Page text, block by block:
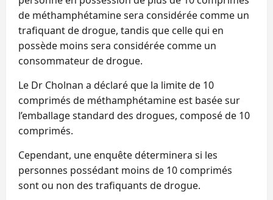
de méthamphétamine sera considérée comme un
trafiquant de drogue, tandis que celle qui en
possède moins sera considérée comme un
consommateur de drogue.
Le Dr Cholnan a déclaré que la limite de 10
comprimés de méthamphétamine est basée sur
l’emballage standard des drogues, composé de 10
comprimés.
Cependant, une enquête déterminera si les
personnes possédant moins de 10 comprimés
sont ou non des trafiquants de drogue.